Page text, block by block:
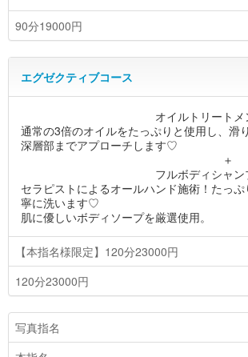
90分19000円
エグゼクティブコース
オイルトリートメン
通常の3倍のオイルをたっぷりと使用し、滑
深層部までアプローチします♡
＋
フルボディシャンプ
セラピストによるオールハンド施術！たっ
寧に洗います♡
肌に優しいボディソープを厳選使用。
【本指名様限定】120分23000円
120分23000円
写真指名